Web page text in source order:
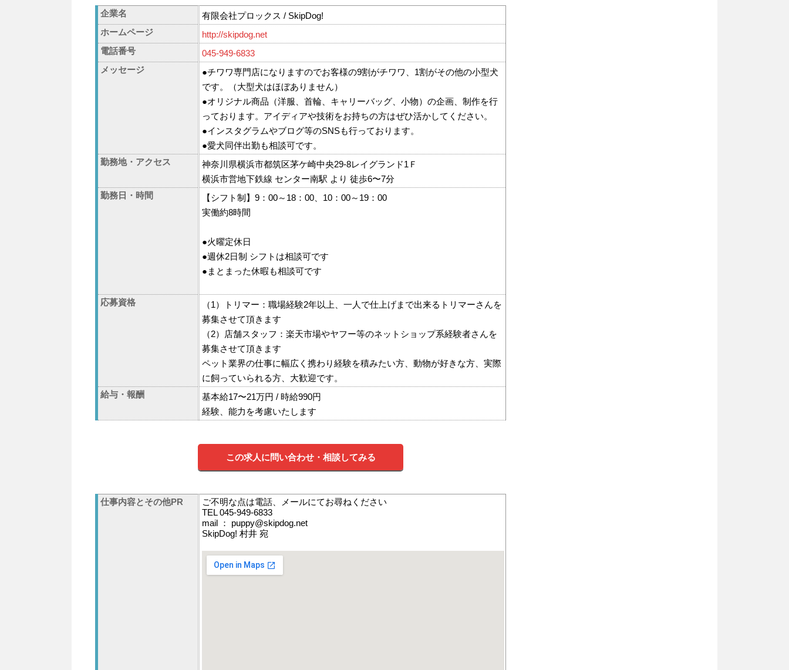
企業名
有限会社プロックス / SkipDog!
ホームページ
http://skipdog.net
電話番号
045-949-6833
メッセージ
●チワワ専門店になりますのでお客様の9割がチワワ、1割がその他の小型犬
です。（大型犬はほぼありません）
●オリジナル商品（洋服、首輪、キャリーバッグ、小物）の企画、制作を行
っております。アイディアや技術をお持ちの方はぜひ活かしてください。
●インスタグラムやブログ等のSNSも行っております。
●愛犬同伴出勤も相談可です。
勤務地・アクセス
神奈川県横浜市都筑区茅ケ崎中央29-8レイグランド1Ｆ
横浜市営地下鉄線 センター南駅 より 徒歩6〜7分
勤務日・時間
【シフト制】9：00～18：00、10：00～19：00
実働約8時間
●火曜定休日
●週休2日制 シフトは相談可です
●まとまった休暇も相談可です
応募資格
（1）トリマー：職場経験2年以上、一人で仕上げまで出来るトリマーさんを
募集させて頂きます
（2）店舗スタッフ：楽天市場やヤフー等のネットショップ系経験者さんを
募集させて頂きます
ペット業界の仕事に幅広く携わり経験を積みたい方、動物が好きな方、実際
に飼っていられる方、大歓迎です。
給与・報酬
基本給17〜21万円 / 時給990円
経験、能力を考慮いたします
この求人に問い合わせ・相談してみる
仕事内容とその他PR
ご不明な点は電話、メールにてお尋ねください
TEL 045-949-6833
mail ： puppy@skipdog.net
SkipDog! 村井 宛